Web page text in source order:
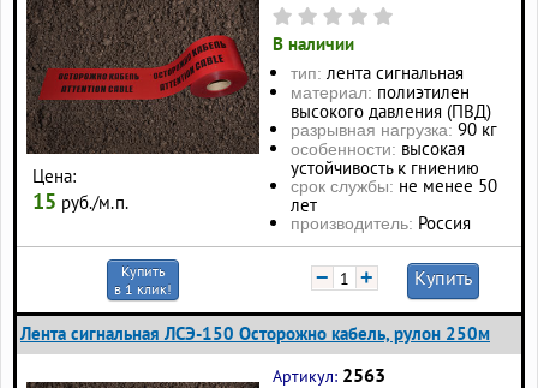
Цена:
15 руб./м.п.
В наличии
тип: лента сигнальная
материал: полиэтилен
высокого давления (ПВД)
разрывная нагрузка: 90 кг
особенности: высокая
устойчивость к гниению
срок службы: не менее 50
лет
производитель: Россия
Купить
в 1 клик!
− + Купить
Лента сигнальная ЛСЭ-150 Осторожно кабель, рулон 250м
Артикул: 2563